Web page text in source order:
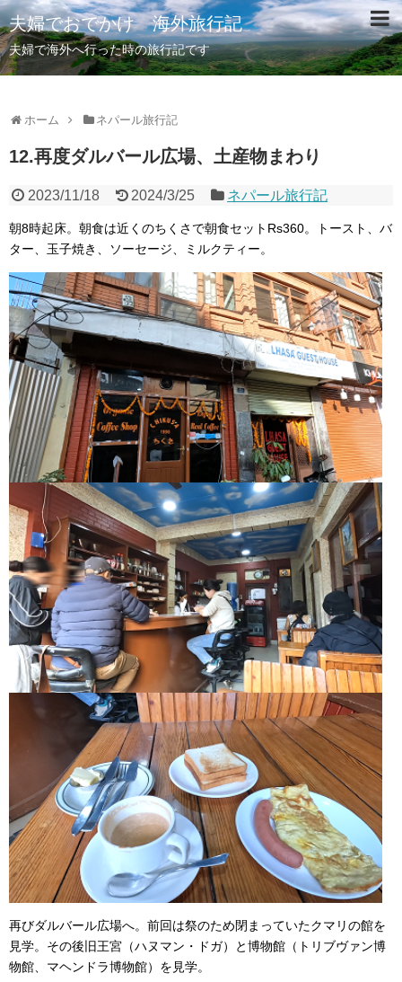
夫婦でおでかけ 海外旅行記
夫婦で海外へ行った時の旅行記です
ホーム ネパール旅行記
12.再度ダルバール広場、土産物まわり
2023/11/18 2024/3/25 ネパール旅行記
朝8時起床。朝食は近くのちくさで朝食セットRs360。トースト、バ
ター、玉子焼き、ソーセージ、ミルクティー。
再びダルバール広場へ。前回は祭のため閉まっていたクマリの館を
見学。その後旧王宮（ハヌマン・ドガ）と博物館（トリブヴァン博
物館、マヘンドラ博物館）を見学。